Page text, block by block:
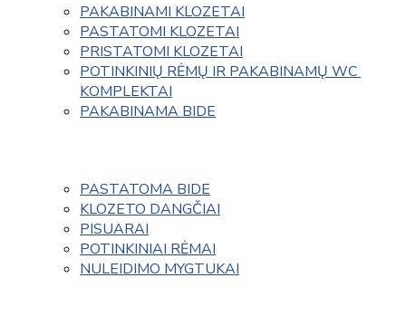
PAKABINAMI KLOZETAI
PASTATOMI KLOZETAI
PRISTATOMI KLOZETAI
POTINKINIŲ RĖMŲ IR PAKABINAMŲ WC
KOMPLEKTAI
PAKABINAMA BIDE
PASTATOMA BIDE
KLOZETO DANGČIAI
PISUARAI
POTINKINIAI RĖMAI
NULEIDIMO MYGTUKAI